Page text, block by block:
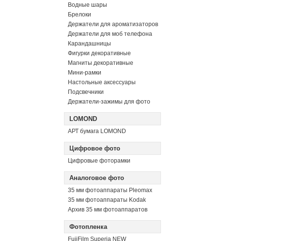
Водные шары
Брелоки
Держатели для ароматизаторов
Держатели для моб телефона
Карандашницы
Фигурки декоративные
Магниты декоративные
Мини-рамки
Настольные аксессуары
Подсвечники
Держатели-зажимы для фото
LOMOND
АРТ бумага LOMOND
Цифровое фото
Цифровые фоторамки
Аналоговое фото
35 мм фотоаппараты Pleomax
35 мм фотоаппараты Kodak
Архив 35 мм фотоаппаратов
Фотопленка
FujiFilm Superia NEW